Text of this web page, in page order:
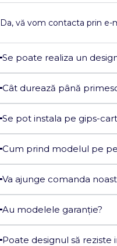
Da, vă vom contacta prin e-
Se poate realiza un
Cât durează până
Se pot instala pe gips-
Cum prind modelul pe
Va ajunge comanda
Au modelele garanție?
Poate designul să